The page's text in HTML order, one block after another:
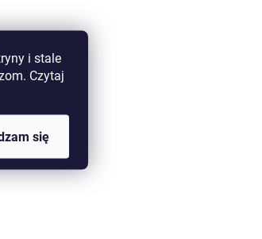
i stale
Czytaj
się